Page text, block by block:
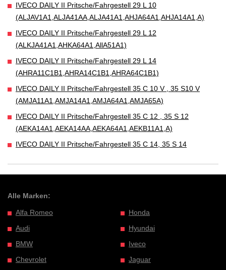
IVECO DAILY II Pritsche/Fahrgestell 29 L 10
(ALJAV1A1,ALJA41AA,ALJA41A1,AHJA64A1,AHJA14A1,A)
IVECO DAILY II Pritsche/Fahrgestell 29 L 12
(ALKJA41A1,AHKA64A1,AllA51A1)
IVECO DAILY II Pritsche/Fahrgestell 29 L 14
(AHRA11C1B1,AHRA14C1B1,AHRA64C1B1)
IVECO DAILY II Pritsche/Fahrgestell 35 C 10 V , 35 S10 V
(AMJA11A1,AMJA14A1,AMJA64A1,AMJA65A)
IVECO DAILY II Pritsche/Fahrgestell 35 C 12 , 35 S 12
(AEKA14A1,AEKA14AA,AEKA64A1,AEKB11A1,A)
IVECO DAILY II Pritsche/Fahrgestell 35 C 14, 35 S 14
Alle Marken:
Alfa Romeo
Audi
BMW
Chevrolet
Honda
Hyundai
Iveco
Jaguar